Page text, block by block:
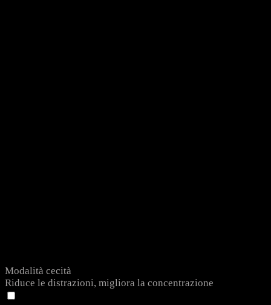
Modalità cecità
Riduce le distrazioni, migliora la concentrazione